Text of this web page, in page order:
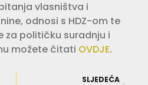
vlasništva i
odnosi s HDZ-om te
za političku suradnju i
možete čitati OVDJE.
SLJEDEĆA